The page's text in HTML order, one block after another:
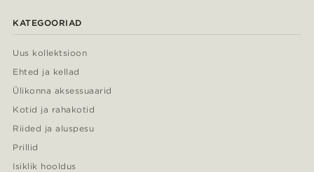
KATEGOORIAD
Uus kollektsioon
Ehted ja kellad
Ülikonna aksessuaarid
Kotid ja rahakotid
Riided ja aluspesu
Prillid
Isiklik hooldus